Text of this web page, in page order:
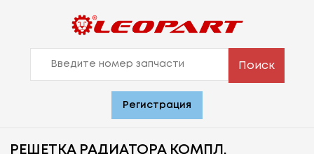
Поиск
Регистрация
РЕШЕТКА РАДИАТОРА КОМПЛ.